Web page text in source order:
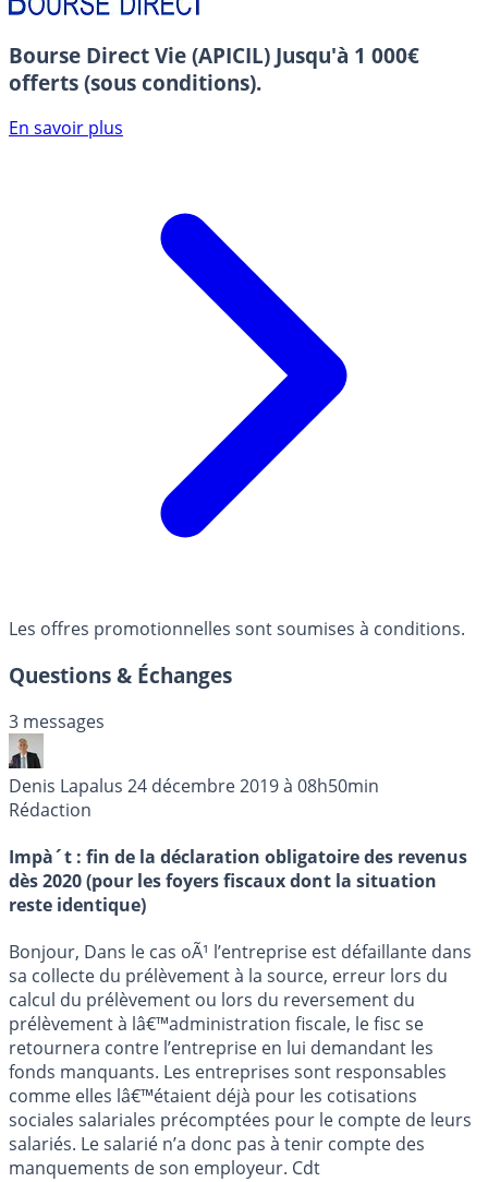
Bourse Direct Vie (APICIL) Jusqu'à 1 000€
offerts (sous conditions).
En savoir plus
Les offres promotionnelles sont soumises à conditions.
Questions & Échanges
3 messages
Denis Lapalus 24 décembre 2019 à 08h50min
Rédaction
Impà´t : fin de la déclaration obligatoire des revenus
dès 2020 (pour les foyers fiscaux dont la situation
reste identique)
Bonjour, Dans le cas oÃ¹ l’entreprise est défaillante dans
sa collecte du prélèvement à la source, erreur lors du
calcul du prélèvement ou lors du reversement du
prélèvement à lâ€™administration fiscale, le fisc se
retournera contre l’entreprise en lui demandant les
fonds manquants. Les entreprises sont responsables
comme elles lâ€™étaient déjà pour les cotisations
sociales salariales précomptées pour le compte de leurs
salariés. Le salarié n’a donc pas à tenir compte des
manquements de son employeur. Cdt